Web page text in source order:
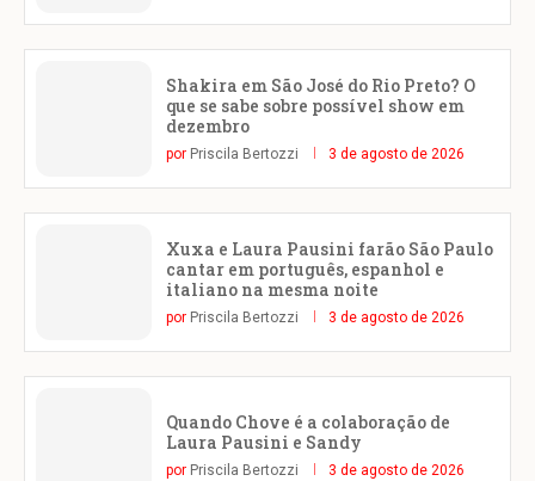
Shakira em São José do Rio Preto? O
que se sabe sobre possível show em
dezembro
por Priscila Bertozzi 3 de agosto de 2026
Xuxa e Laura Pausini farão São Paulo
cantar em português, espanhol e
italiano na mesma noite
por Priscila Bertozzi 3 de agosto de 2026
Quando Chove é a colaboração de
Laura Pausini e Sandy
por Priscila Bertozzi 3 de agosto de 2026